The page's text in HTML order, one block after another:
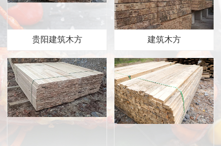
贵阳建筑木方 建筑木方